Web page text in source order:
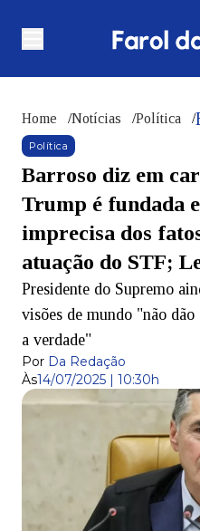
Home /Notícias /Política /
Política
Barroso diz em
Trump é fundada
imprecisa dos
atuação do STF;
Presidente do Supremo
visões de mundo "não
a verdade"
Por Da Redação
Às14/07/2025 | 10:30h